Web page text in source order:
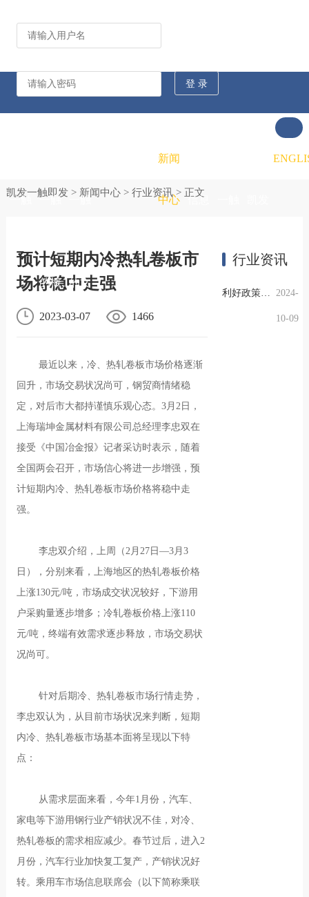
一触 一触
的概
况
一触
的文
化
新闻
中心 信息
凯发一触即发> 新闻中心> 行业资讯> 正文
预计短期内冷热轧卷板市
场将稳中走强
2023-03-07 1466
最近以来，冷、热轧卷板市场价格逐渐
回升，市场交易状况尚可，钢贸商情绪稳
定，对后市大都持谨慎乐观心态。3月2日，
上海瑞坤金属材料有限公司总经理李忠双在
接受《中国冶金报》记者采访时表示，随着
全国两会召开，市场信心将进一步增强，预
计短期内冷、热轧卷板市场价格将稳中走
强。
李忠双介绍，上周（2月27日—3月3
日），分别来看，上海地区的热轧卷板价格
上涨130元/吨，市场成交状况较好，下游用
户采购量逐步增多；冷轧卷板价格上涨110
元/吨，终端有效需求逐步释放，市场交易状
况尚可。
针对后期冷、热轧卷板市场行情走势，
李忠双认为，从目前市场状况来判断，短期
内冷、热轧卷板市场基本面将呈现以下特
点：
从需求层面来看，今年1月份，汽车、
家电等下游用钢行业产销状况不佳，对冷、
热轧卷板的需求相应减少。春节过后，进入2
月份，汽车行业加快复工复产，产销状况好
转。乘用车市场信息联席会（以下简称乘联
行业资讯
利好政策提振钢市信心，四季度行业需求或小幅上升 2024-
10-09